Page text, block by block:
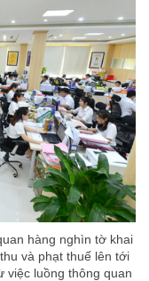
hàng nghìn tờ khai
và phạt thuế lên tới
việc luồng thông quan